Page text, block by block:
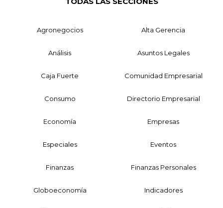
Agronegocios Alta Gerencia
Análisis Asuntos Legales
Caja Fuerte Comunidad Empresarial
Consumo Directorio Empresarial
Economía Empresas
Especiales Eventos
Finanzas Finanzas Personales
Globoeconomía Indicadores